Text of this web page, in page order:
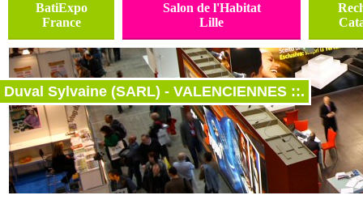
BatiExpo
France
Salon de l'Habitat
Lille
Duval Sylvaine (SARL) - VALENCIENNES ::.